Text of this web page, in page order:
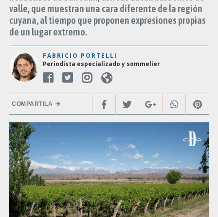
valle, que muestran una cara diferente de la región
cuyana, al tiempo que proponen expresiones propias
de un lugar extremo.
FABRICIO PORTELLI
Periodista especializado y sommelier
COMPARTILA